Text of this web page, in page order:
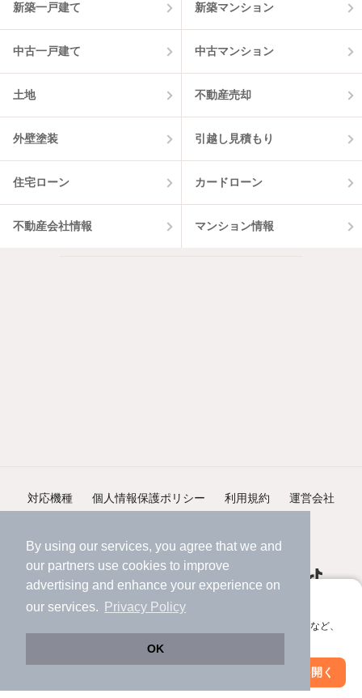
By using our services, you agree that we and
our partners use cookies to improve
advertising and enhance your experience on
our services.
Privacy Policy
OK
アプリに切り替えて、サクサクお部屋探し
会員登録なしですぐ使える。マップ検索やお気に入り保存など、
アプリを開く
絞り込み条件を変更
新築一戸建て 新築マンション
中古一戸建て 中古マンション
土地 不動産売却
外壁塗装 引越し見積もり
住宅ローン カードローン
不動産会社情報 マンション情報
対応機種 個人情報保護ポリシー 利用規約 運営会社
©NIFTY Lifestyle Co., Ltd.